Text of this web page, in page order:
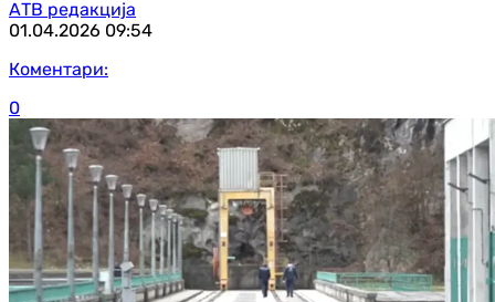
АТВ редакција
01.04.2026 09:54
Коментари:
0